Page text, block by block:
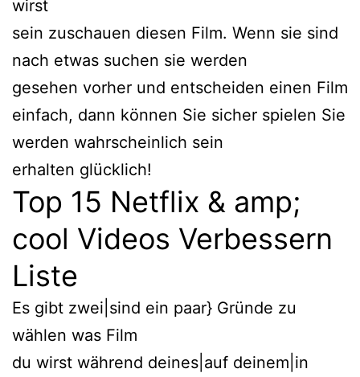
wirst
sein zuschauen diesen Film. Wenn sie sind
nach etwas suchen sie werden
gesehen vorher und entscheiden einen Film
einfach, dann können Sie sicher spielen Sie
werden wahrscheinlich sein
erhalten glücklich!
Top 15 Netflix & amp;
cool Videos Verbessern
Liste
Es gibt zwei|sind ein paar} Gründe zu
wählen was Film
du wirst während deines|auf deinem|in